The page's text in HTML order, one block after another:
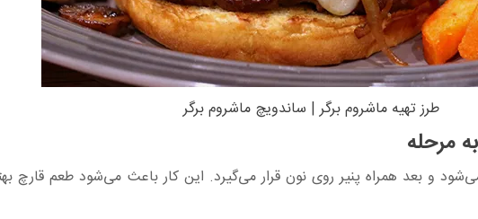
طرز تهیه ماشروم برگر | ساندویچ ماشروم برگر
مرحله
و بعد همراه پنیر روی نون قرار می‌گیرد. این کار باعث می‌شود طعم